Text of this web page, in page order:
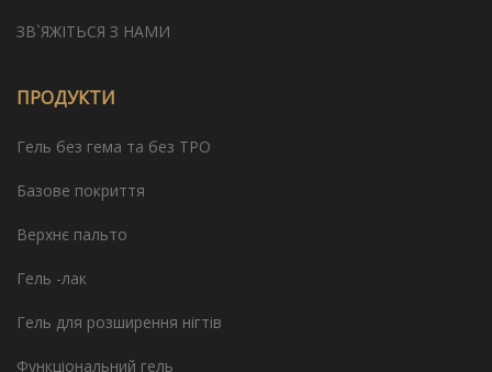
ЗВ`ЯЖІТЬСЯ З НАМИ
ПРОДУКТИ
Гель без гема та без TPO
Базове покриття
Верхнє пальто
Гель -лак
Гель для розширення нігтів
Функціональний гель